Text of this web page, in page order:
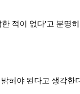
적이 없다'고 분명
혀야 된다고 생각